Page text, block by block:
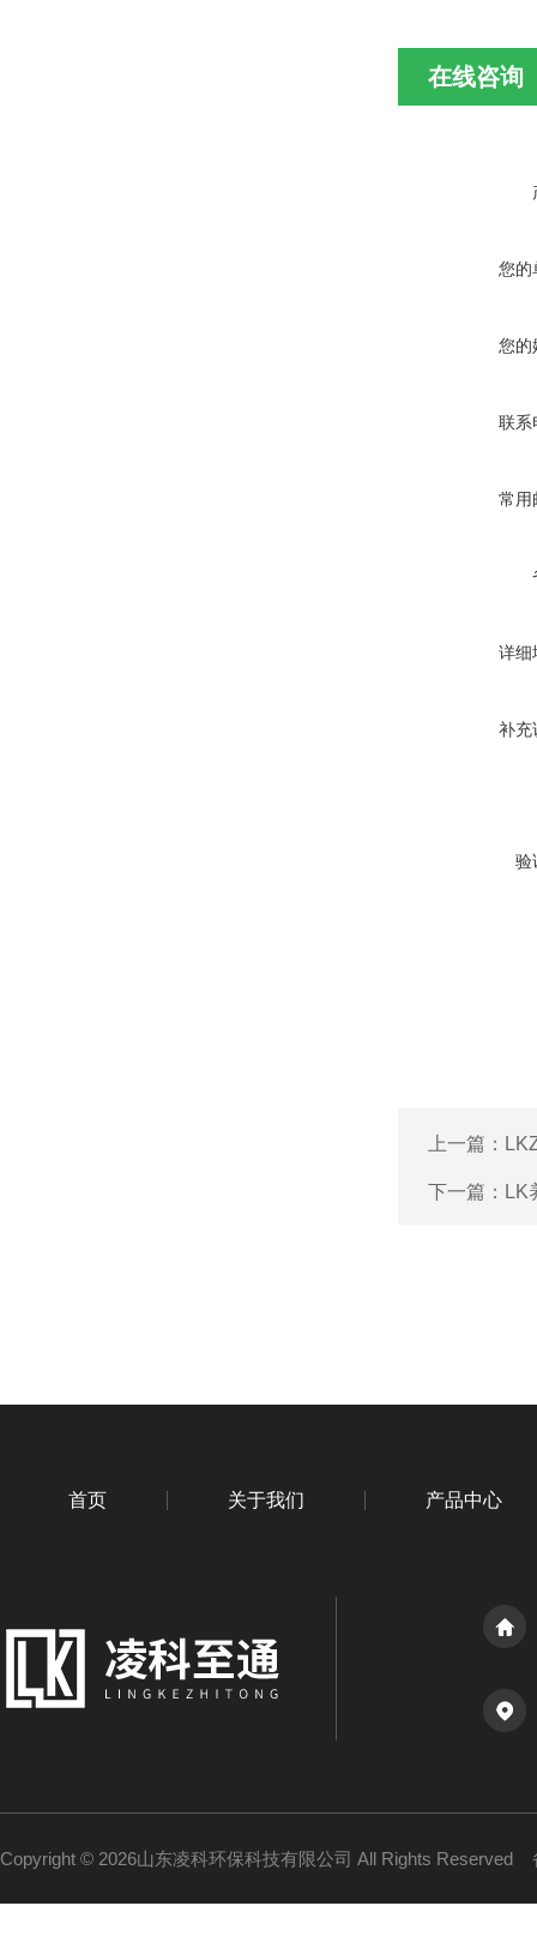
在线咨询
您的
您的
联系
常用
详细
补充
验
上一篇：
下一篇： LK
首页 关于我们 产品中心
Copyright © 2026山东凌科环保科技有限公司 All Rights Reserved